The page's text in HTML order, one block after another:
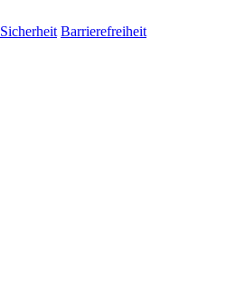
Sicherheit Barrierefreiheit